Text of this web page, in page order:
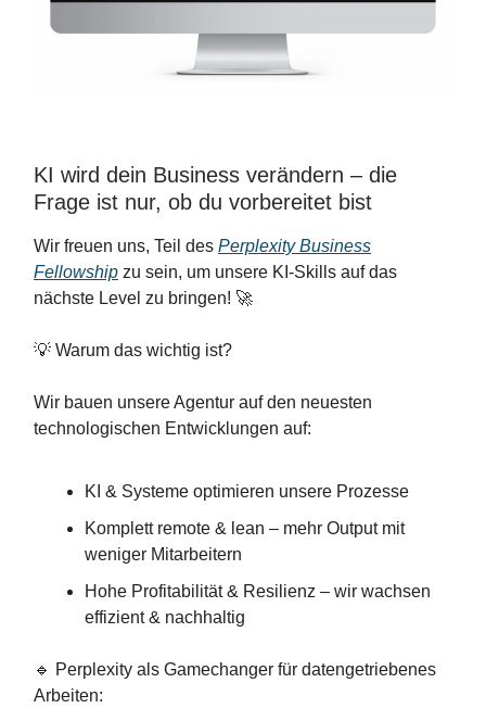
KI wird dein Business verändern – die
Frage ist nur, ob du vorbereitet bist
Wir freuen uns, Teil des Perplexity Business
Fellowship zu sein, um unsere KI-Skills auf das
nächste Level zu bringen! 🚀
💡 Warum das wichtig ist?
Wir bauen unsere Agentur auf den neuesten
technologischen Entwicklungen auf:
KI & Systeme optimieren unsere Prozesse
Komplett remote & lean – mehr Output mit
weniger Mitarbeitern
Hohe Profitabilität & Resilienz – wir wachsen
effizient & nachhaltig
🔹 Perplexity als Gamechanger für datengetriebenes
Arbeiten: